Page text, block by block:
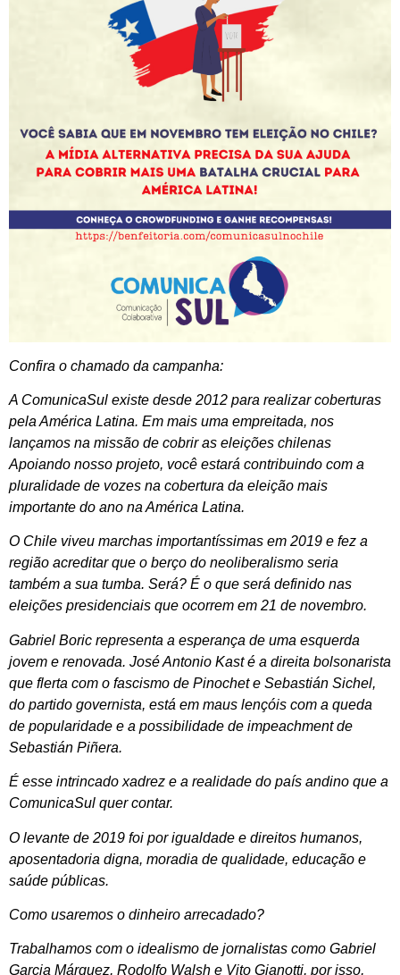
Confira o chamado da campanha:
A ComunicaSul existe desde 2012 para realizar coberturas
pela América Latina. Em mais uma empreitada, nos
lançamos na missão de cobrir as eleições chilenas
Apoiando nosso projeto, você estará contribuindo com a
pluralidade de vozes na cobertura da eleição mais
importante do ano na América Latina.
O Chile viveu marchas importantíssimas em 2019 e fez a
região acreditar que o berço do neoliberalismo seria
também a sua tumba. Será? É o que será definido nas
eleições presidenciais que ocorrem em 21 de novembro.
Gabriel Boric representa a esperança de uma esquerda
jovem e renovada. José Antonio Kast é a direita bolsonarista
que flerta com o fascismo de Pinochet e Sebastián Sichel,
do partido governista, está em maus lençóis com a queda
de popularidade e a possibilidade de impeachment de
Sebastián Piñera.
É esse intrincado xadrez e a realidade do país andino que a
ComunicaSul quer contar.
O levante de 2019 foi por igualdade e direitos humanos,
aposentadoria digna, moradia de qualidade, educação e
saúde públicas.
Como usaremos o dinheiro arrecadado?
Trabalhamos com o idealismo de jornalistas como Gabriel
Garcia Márquez, Rodolfo Walsh e Vito Gianotti, por isso,